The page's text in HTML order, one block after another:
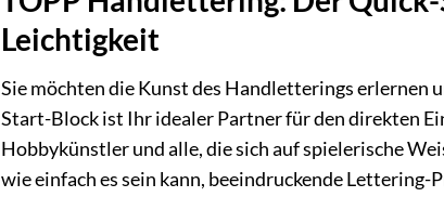
Leichtigkeit
Sie möchten die Kunst des Handletterings erlernen
Start-Block ist Ihr idealer Partner für den direkten
Hobbykünstler und alle, die sich auf spielerische
wie einfach es sein kann, beeindruckende Lettering-